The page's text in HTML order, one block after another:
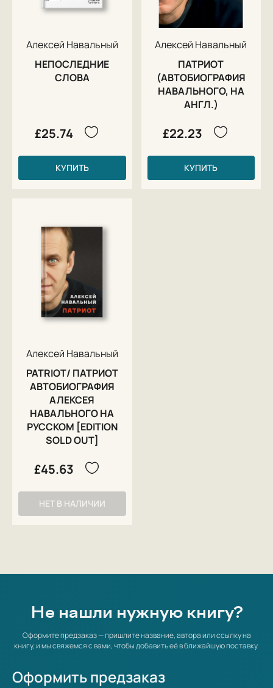
средств французской фирмы «Ив Роше Восток». В последнем слове на
суде Алексей отверг предъявленные ему обвинения. 30 декабря 2014
года суд приговорил Алексея Навального к 3 годам и 6 месяцам
же, но уже реальный срок. (источник)
Алексей Навальный
НЕПОСЛЕДНИЕ
СЛОВА
£25.74
КУПИТЬ
Алексей Навальный
ПАТРИОТ
(АВТОБИОГРАФИЯ
НАВАЛЬНОГО, НА
АНГЛ.)
£22.23
КУПИТЬ
Алексей Навальный
PATRIOT/ ПАТРИОТ
АВТОБИОГРАФИЯ
АЛЕКСЕЯ
НАВАЛЬНОГО НА
РУССКОМ [EDITION
SOLD OUT]
£45.63
НЕТ В НАЛИЧИИ
Не нашли нужную книгу?
Оформите предзаказ — пришлите название, автора или ссылку на
книгу, и мы свяжемся с вами, чтобы добавить её в ближайшую поставку.
Оформить предзаказ